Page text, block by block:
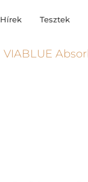
Hírek Tesztek